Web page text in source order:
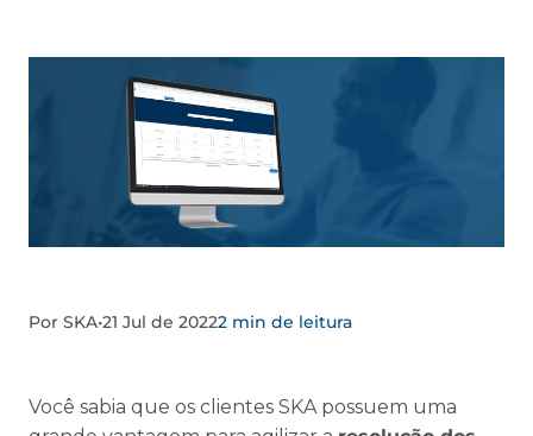
Por SKA•21 Jul de 20222 min de leitura
Você sabia que os clientes SKA possuem uma